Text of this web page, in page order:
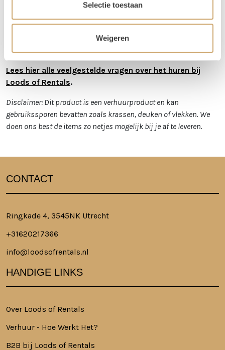
Selectie toestaan
Weigeren
orderbedrag boven de €300 krijg je korting op de
transportkosten.
Is er iets beschadigd? Dat kan gebeuren. Helaas
moeten we deze kosten wel in rekening brengen.
Lees hier alle veelgestelde vragen over het huren bij
Loods of Rentals.
Disclaimer: Dit product is een verhuurproduct en kan
gebruikssporen bevatten zoals krassen, deuken of vlekken. We
doen ons best de items zo netjes mogelijk bij je af te leveren.
CONTACT
Ringkade 4, 3545NK Utrecht
+31620217366
info@loodsofrentals.nl
HANDIGE LINKS
Over Loods of Rentals
Verhuur - Hoe Werkt Het?
B2B bij Loods of Rentals